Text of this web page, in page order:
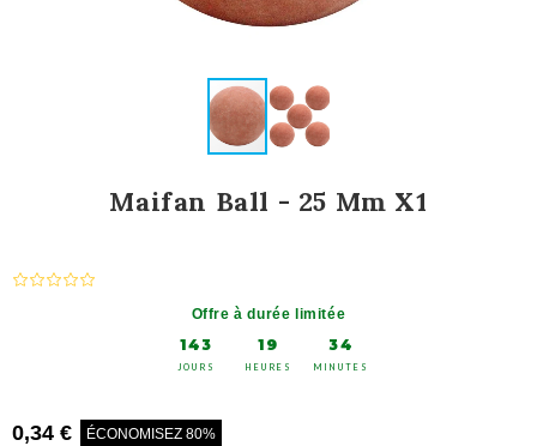
Maifan Ball - 25 Mm X1
Offre à durée limitée
143
JOURS
19
HEURES
34
MINUTES
0,34 € ÉCONOMISEZ 80%